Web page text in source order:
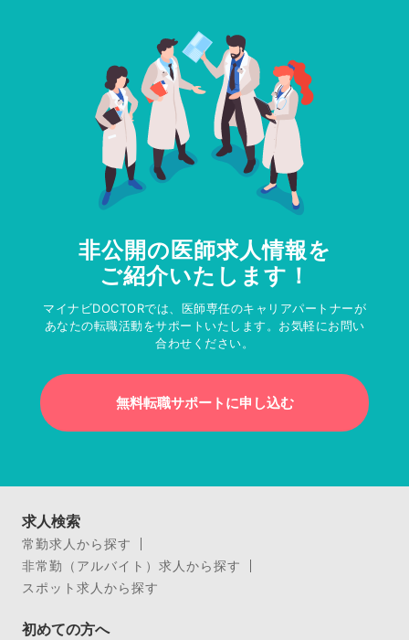
非公開の医師求人情報を
ご紹介いたします！
マイナビDOCTORでは、医師専任のキャリアパートナーが
あなたの転職活動をサポートいたします。お気軽にお問い
合わせください。
無料転職サポートに申し込む
求人検索
常勤求人から探す
非常勤（アルバイト）求人から探す
スポット求人から探す
初めての方へ